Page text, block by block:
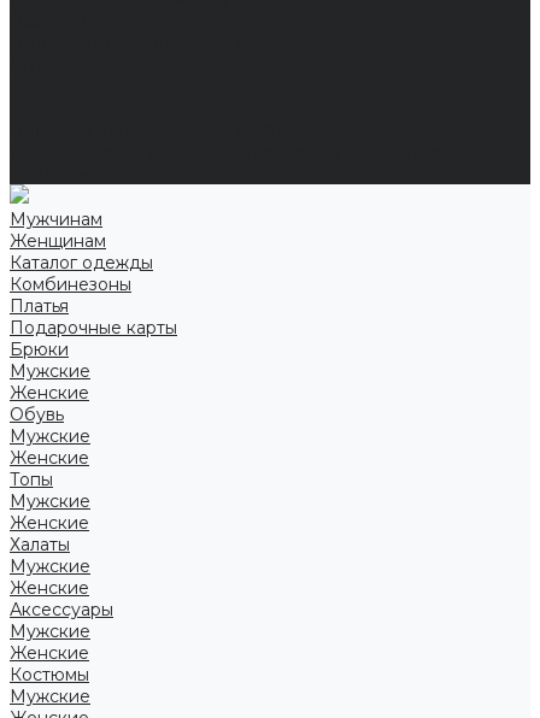
Мужчинам
Женщинам
Каталог одежды
Комбинезоны
Платья
Подарочные карты
Брюки
Мужские
Женские
Обувь
Мужские
Женские
Топы
Мужские
Женские
Халаты
Мужские
Женские
Аксессуары
Мужские
Женские
Костюмы
Мужские